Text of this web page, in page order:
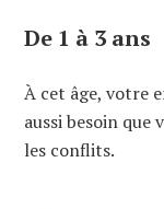
De 1 à 3 ans
À cet âge, votre
aussi besoin
les conflits.